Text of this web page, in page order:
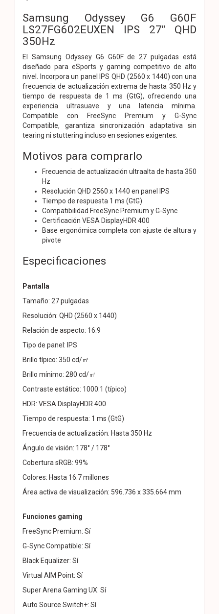
Samsung Odyssey G6 G60F
LS27FG602EUXEN IPS 27" QHD
350Hz
El Samsung Odyssey G6 G60F de 27 pulgadas está
diseñado para eSports y gaming competitivo de alto
nivel. Incorpora un panel IPS QHD (2560 x 1440) con una
frecuencia de actualización extrema de hasta 350 Hz y
tiempo de respuesta de 1 ms (GtG), ofreciendo una
experiencia ultrasuave y una latencia mínima.
Compatible con FreeSync Premium y G-Sync
Compatible, garantiza sincronización adaptativa sin
tearing ni stuttering incluso en sesiones exigentes.
Motivos para comprarlo
Frecuencia de actualización ultraalta de hasta 350
Hz
Resolución QHD 2560 x 1440 en panel IPS
Tiempo de respuesta 1 ms (GtG)
Compatibilidad FreeSync Premium y G-Sync
Certificación VESA DisplayHDR 400
Base ergonómica completa con ajuste de altura y
pivote
Especificaciones
Pantalla
Tamaño: 27 pulgadas
Resolución: QHD (2560 x 1440)
Relación de aspecto: 16:9
Tipo de panel: IPS
Brillo típico: 350 cd/㎡
Brillo mínimo: 280 cd/㎡
Contraste estático: 1000:1 (típico)
HDR: VESA DisplayHDR 400
Tiempo de respuesta: 1 ms (GtG)
Frecuencia de actualización: Hasta 350 Hz
Ángulo de visión: 178° / 178°
Cobertura sRGB: 99%
Colores: Hasta 16.7 millones
Área activa de visualización: 596.736 x 335.664 mm
Funciones gaming
FreeSync Premium: Sí
G-Sync Compatible: Sí
Black Equalizer: Sí
Virtual AIM Point: Sí
Super Arena Gaming UX: Sí
Auto Source Switch+: Sí